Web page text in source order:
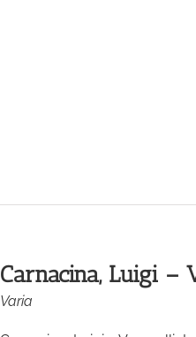
Carnacina, Luigi –
Varia